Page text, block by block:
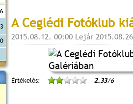
A Ceglédi Fotóklub
2015.08.12. 00:00 Lejár
Értékelés: 2.33/6